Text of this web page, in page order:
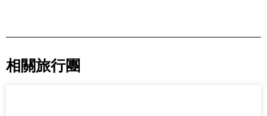
相關旅行團